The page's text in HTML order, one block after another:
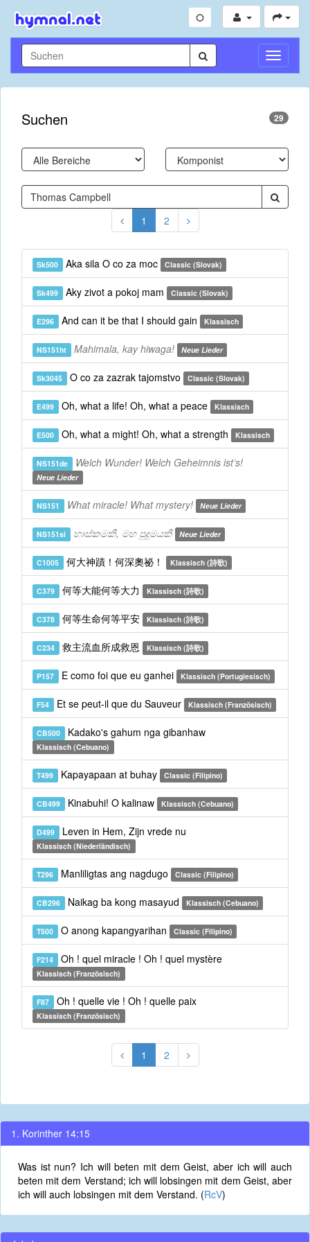
Suchen 29
1 2
Sk500 Aka sila O co za moc Classic (Slovak)
Sk499 Aky zivot a pokoj mam Classic (Slovak)
E296 And can it be that I should gain Klassisch
NS151ht Mahimala, kay hiwaga! Neue Lieder
Sk3045 O co za zazrak tajomstvo Classic (Slovak)
E499 Oh, what a life! Oh, what a peace Klassisch
E500 Oh, what a might! Oh, what a strength Klassisch
NS151de Welch Wunder! Welch Geheimnis ist’s!
Neue Lieder
NS151 What miracle! What mystery! Neue Lieder
NS151si හාස්කමකී, මහ පුදුමයකී Neue Lieder
C1005 何大神蹟！何深奧祕！ Klassisch (詩歌)
C379 何等大能何等大力 Klassisch (詩歌)
C378 何等生命何等平安 Klassisch (詩歌)
C234 救主流血所成救恩 Klassisch (詩歌)
P157 E como foi que eu ganhei Klassisch (Portugiesisch)
F54 Et se peut-il que du Sauveur Klassisch (Französisch)
CB500 Kadako's gahum nga gibanhaw
Klassisch (Cebuano)
T499 Kapayapaan at buhay Classic (Filipino)
CB499 Kinabuhi! O kalinaw Klassisch (Cebuano)
D499 Leven in Hem, Zijn vrede nu
Klassisch (Niederländisch)
T296 Manliligtas ang nagdugo Classic (Filipino)
CB296 Naikag ba kong masayud Klassisch (Cebuano)
T500 O anong kapangyarihan Classic (Filipino)
F214 Oh ! quel miracle ! Oh ! quel mystère
Klassisch (Französisch)
F87 Oh ! quelle vie ! Oh ! quelle paix
Klassisch (Französisch)
1 2
1. Korinther 14:15
Was ist nun? Ich will beten mit dem Geist, aber ich will auch
beten mit dem Verstand; ich will lobsingen mit dem Geist, aber
ich will auch lobsingen mit dem Verstand. (RcV)